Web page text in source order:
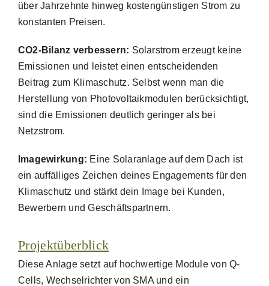
über Jahrzehnte hinweg kostengünstigen Strom zu
konstanten Preisen.
CO2-Bilanz verbessern: Solarstrom erzeugt keine
Emissionen und leistet einen entscheidenden
Beitrag zum Klimaschutz. Selbst wenn man die
Herstellung von Photovoltaikmodulen berücksichtigt,
sind die Emissionen deutlich geringer als bei
Netzstrom.
Imagewirkung: Eine Solaranlage auf dem Dach ist
ein auffälliges Zeichen deines Engagements für den
Klimaschutz und stärkt dein Image bei Kunden,
Bewerbern und Geschäftspartnern.
Projektüberblick
Diese Anlage setzt auf hochwertige Module von Q-
Cells, Wechselrichter von SMA und ein